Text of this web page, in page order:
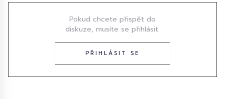
Pokud chcete přispět do
diskuze, musíte se přihlásit.
PŘIHLÁSIT SE